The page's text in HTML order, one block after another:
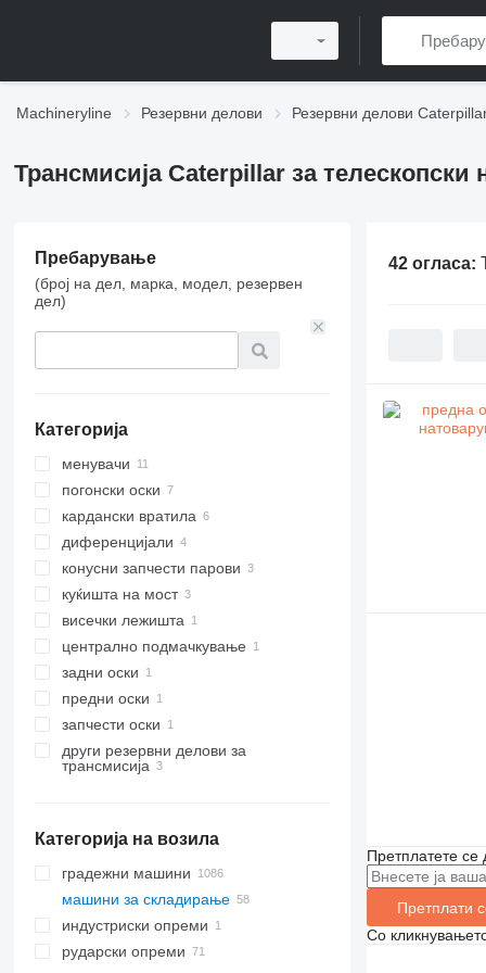
Machineryline Резервни делови Резервни делови
Трансмисија Caterpillar за телескопски
Пребарување
(број на дел, марка, модел, резервен
дел)
Категорија
менувачи
погонски оски
кардански вратила
диференцијали
конусни запчести парови
куќишта на мост
висечки лежишта
централно подмачкување
задни оски
предни оски
запчести оски
други резервни делови за
трансмисија
Категорија на возила
градежни машини
багери
багери-натоварувачи
мини багери
опреми за дупчења
машини за дупчење
изградба на патишта
машини за складирање
виљушкари
дизел вилушкари
магацински опреми
индустриски опреми
електрични генератори
рударски опреми
42 огласа:
Претплатете се
Претплати
Со